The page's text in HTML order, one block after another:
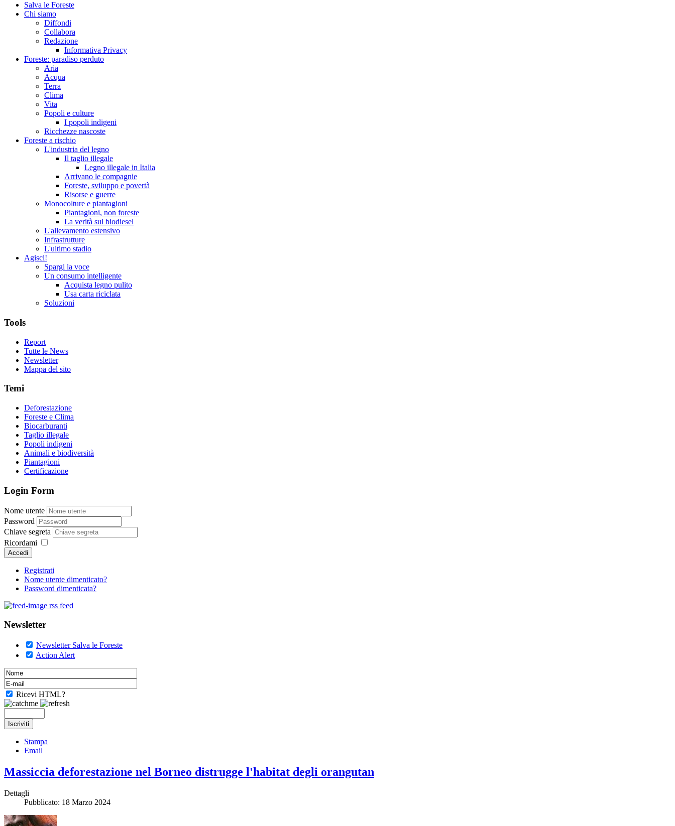
Salva le Foreste
Chi siamo
Diffondi
Collabora
Redazione
Informativa Privacy
Foreste: paradiso perduto
Aria
Acqua
Terra
Clima
Vita
Popoli e culture
I popoli indigeni
Ricchezze nascoste
Foreste a rischio
L'industria del legno
Il taglio illegale
Legno illegale in Italia
Arrivano le compagnie
Foreste, sviluppo e povertà
Risorse e guerre
Monocolture e piantagioni
Piantagioni, non foreste
La verità sul biodiesel
L'allevamento estensivo
Infrastrutture
L'ultimo stadio
Agisci!
Spargi la voce
Un consumo intelligente
Acquista legno pulito
Usa carta riciclata
Soluzioni
Tools
Report
Tutte le News
Newsletter
Mappa del sito
Temi
Deforestazione
Foreste e Clima
Biocarburanti
Taglio illegale
Popoli indigeni
Animali e biodiversità
Piantagioni
Certificazione
Login Form
Nome utente
Password
Chiave segreta
Ricordami
Accedi
Registrati
Nome utente dimenticato?
Password dimenticata?
rss feed
Newsletter
Newsletter Salva le Foreste
Action Alert
Ricevi HTML?
Stampa
Email
Massiccia deforestazione nel Borneo distrugge l'habitat degli orangutan
Dettagli
Pubblicato: 18 Marzo 2024